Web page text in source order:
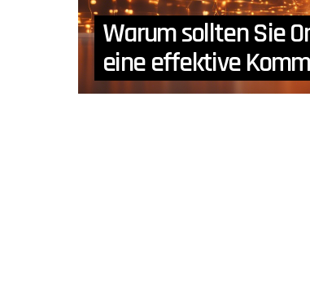
Warum sollten Sie
eine effektive